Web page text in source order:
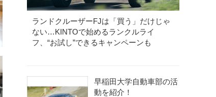
ランドクルーザーFJは「買う」だけじゃ
ない…KINTOで始めるランクルライ
フ、“お試し”できるキャンペーンも
早稲田大学自動車部の活
動を紹介！